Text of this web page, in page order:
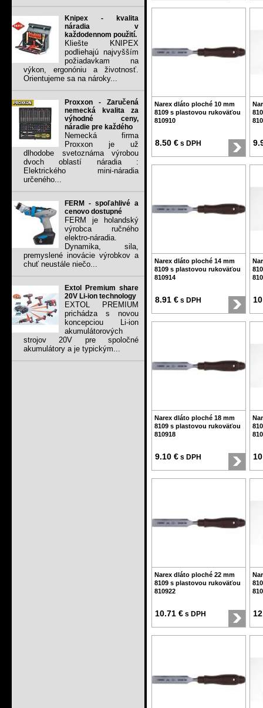
Knipex - kvalita
náradia v
každodennom použití.
Kliešte KNIPEX
podliehajú najvyšším
požiadavkam na
výkon, ergonóniu a životnosť.
Orientujeme sa na nároky...
Proxxon - Zaručená
nemecká kvalita za
výhodné ceny,
náradie pre každého
Nemecká firma
Proxxon je už
dlhodobe svetoznáma výrobou
dvoch oblastí náradia :
Elektrického mini-náradia
určeného...
FERM - spoľahlivé a
cenovo dostupné
FERM je holandský
výrobca ručného
elektro-náradia.
Dynamika, sila,
premyslené inovácie výrobkov a
chuť neustále niečo...
Extol Premium share
20V Li-ion technology
EXTOL PREMIUM
prichádza s novou
koncepciou Li-ion
akumulátorových
strojov 20V pre spoločné
akumulátory a je typickým...
Narex dláto ploché 10 mm
8109 s plastovou rukoväťou
810910
8.50 € s DPH
Narex dláto ploché 14 mm
8109 s plastovou rukoväťou
810914
8.91 € s DPH
Narex dláto ploché 18 mm
8109 s plastovou rukoväťou
810918
9.10 € s DPH
Narex dláto ploché 22 mm
8109 s plastovou rukoväťou
810922
10.71 € s DPH